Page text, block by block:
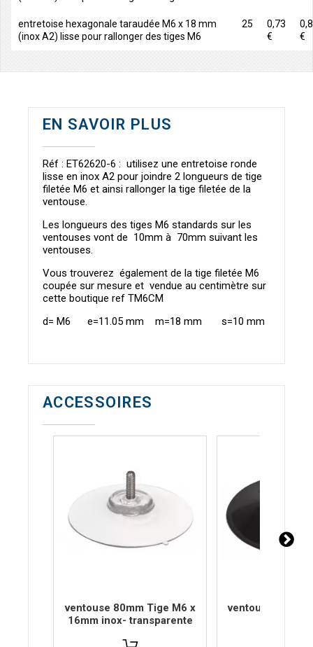
entretoise hexagonale taraudée M6 x 18 mm
(inox A2) lisse pour rallonger des tiges M6
25
0,73
€
€
EN SAVOIR PLUS
Réf : ET62620-6 : utilisez une entretoise ronde
lisse en inox A2 pour joindre 2 longueurs de tige
filetée M6 et ainsi rallonger la tige filetée de la
ventouse.
Les longueurs des tiges M6 standards sur les
ventouses vont de 10mm à 70mm suivant les
ventouses.
Vous trouverez également de la tige filetée M6
coupée sur mesure et vendue au centimètre sur
cette boutique ref TM6CM
d= M6 e=11.05 mm m=18 mm s=10 mm
ACCESSOIRES
ventouse 80mm Tige M6 x
16mm inox- transparente
ventouse 80mm